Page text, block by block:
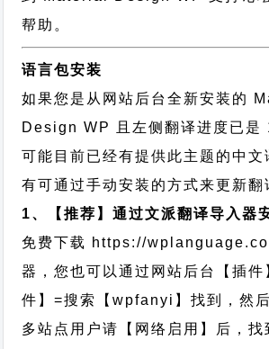
帮助。
语言包安装
如果您是从网站后台全新安装的
Design WP 且左侧翻译进度已是
可能目前已经有提供此主题的中文
有可通过手动安装的方式来更新翻
1、【推荐】通过文派翻译导入器
免费下载 https://
器，您也可以通过网站后台【插件
件】=搜索【wpfanyi】找到，然后
多站点用户请【网络启用】后，找